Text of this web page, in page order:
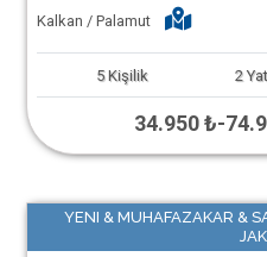
Kalkan / Palamut
5 Kişilik 2
34.950 ₺-
YENI & MUHAFAZAKAR &